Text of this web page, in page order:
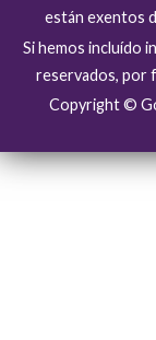
están exentos
Si hemos incluído
reservados, por
Copyright ©